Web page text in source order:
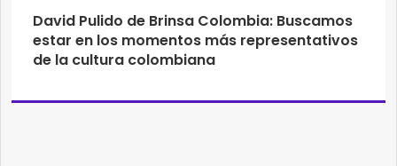
David Pulido de Brinsa Colombia: Buscamos
estar en los momentos más representativos
de la cultura colombiana